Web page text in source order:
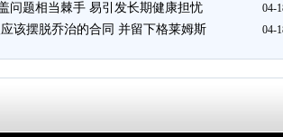
问题相当棘手 易引发长期健康担忧 04-
该摆脱乔治的合同 并留下格莱姆斯 04-